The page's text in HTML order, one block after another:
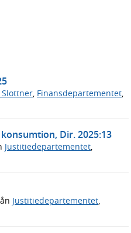
Slottner Finansdepartementet
Dir. 2025:13
Justitiedepartementet,
Justitiedepartementet,